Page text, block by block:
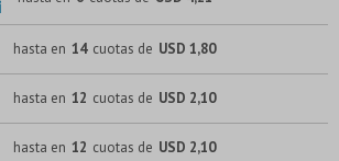
hasta en 14 cuotas de USD 1,80
hasta en 12 cuotas de USD 2,10
hasta en 12 cuotas de USD 2,10